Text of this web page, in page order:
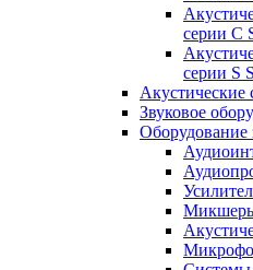
серии C
серии S
Звуковое
Оборудование